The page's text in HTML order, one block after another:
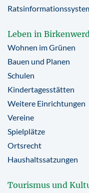
Leben in
Wohnen im Grünen
Bauen und Planen
Schulen
Kindertagesstätten
Weitere Einrichtungen
Vereine
Spielplätze
Ortsrecht
Haushaltssatzungen
Tourismus und